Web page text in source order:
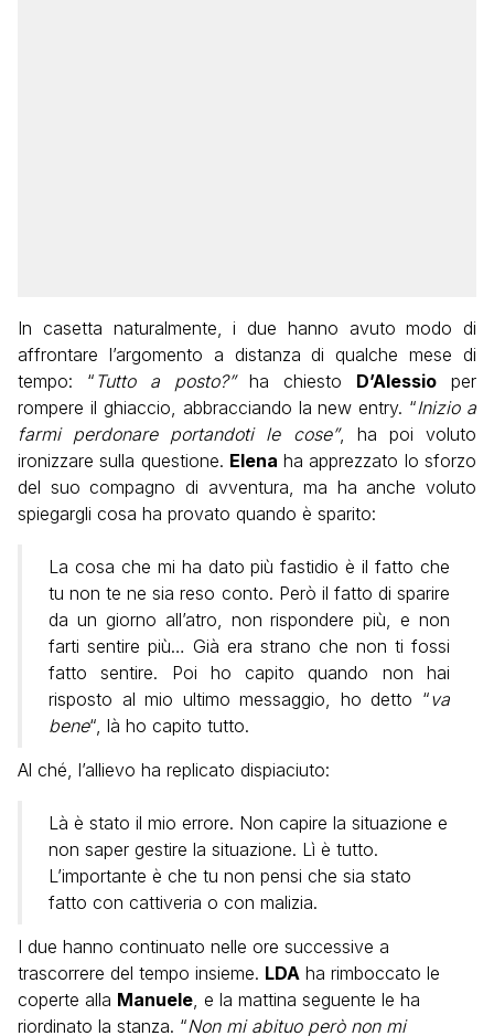
In casetta naturalmente, i due hanno avuto modo di
affrontare l’argomento a distanza di qualche mese di
tempo: “ Tutto a posto?”ha chiesto D’Alessio per
rompere il ghiaccio, abbracciando la new entry. “Inizio a
farmi perdonare portandoti le cose”, ha poi voluto
ironizzare sulla questione. Elena ha apprezzato lo sforzo
del suo compagno di avventura, ma ha anche voluto
spiegargli cosa ha provato quando è sparito:
La cosa che mi ha dato più fastidio è il fatto che
tu non te ne sia reso conto. Però il fatto di sparire
da un giorno all’atro, non rispondere più, e non
farti sentire più… Già era strano che non ti fossi
fatto sentire. Poi ho capito quando non hai
risposto al mio ultimo messaggio, ho detto “va
bene“, là ho capito tutto.
Al ché, l’allievo ha replicato dispiaciuto:
Là è stato il mio errore. Non capire la situazione e
non saper gestire la situazione. Lì è tutto.
L’importante è che tu non pensi che sia stato
fatto con cattiveria o con malizia.
I due hanno continuato nelle ore successive a
trascorrere del tempo insieme. LDA ha rimboccato le
coperte alla Manuele , e la mattina seguente le ha
riordinato la stanza. “Non mi abituo però non mi